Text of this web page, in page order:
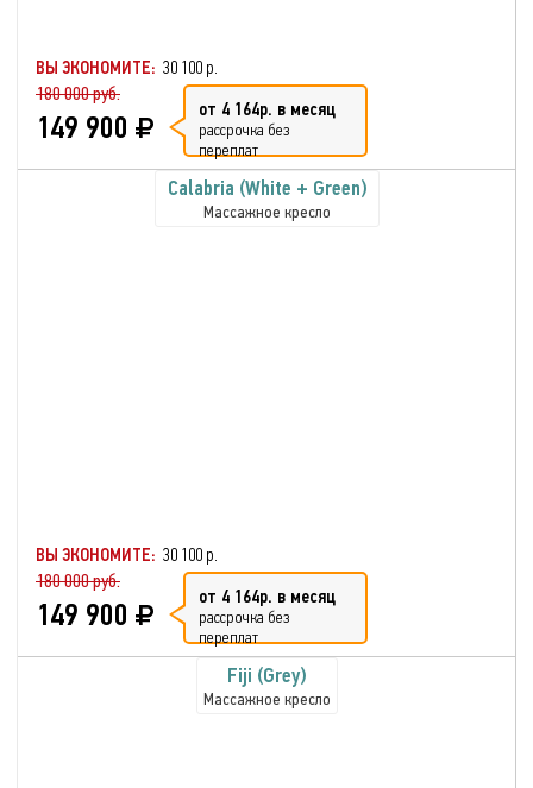
ВЫ ЭКОНОМИТЕ: 30 100 р.
180 000 руб.
149 900 от 4 164р. в месяц
рассрочка без
переплат
Calabria (White + Green)
Массажное кресло
ВЫ ЭКОНОМИТЕ: 30 100 р.
180 000 руб.
149 900 от 4 164р. в месяц
рассрочка без
переплат
Fiji (Grey)
Массажное кресло